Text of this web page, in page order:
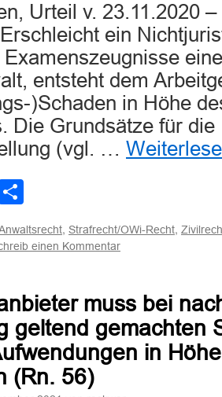
Urteil v. 23.11.2020
ein
entsteht dem
)Schaden in Höhe
Die Grundsätze für
(vgl. …
LinkedIn
, Strafrecht/OWi-Recht,
einen Kommentar
muss bei
geltend gemachten
in
(Rn. 56)